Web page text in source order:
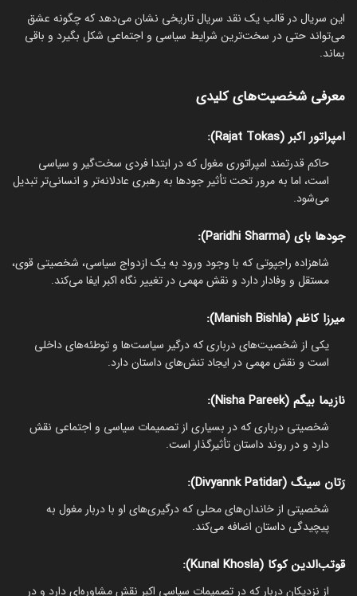
این سریال در قالب یک نقد سریال تاریخی نشان می‌دهد که چگونه عشق
می‌تواند حتی در سخت‌ترین شرایط سیاسی و اجتماعی شکل بگیرد و باقی
بماند.
معرفی شخصیت‌های کلیدی
امپراتور اکبر (Rajat Tokas):
حاکم قدرتمند امپراتوری مغول که در ابتدا فردی سخت‌گیر و سیاسی
است، اما به مرور تحت تأثیر جودها به رهبری عادلانه‌تر و انسانی‌تر تبدیل
می‌شود.
جودها بای (Paridhi Sharma):
شاهزاده راجپوتی که با وجود ورود به یک ازدواج سیاسی، شخصیتی قوی،
مستقل و وفادار دارد و نقش مهمی در تغییر نگاه اکبر ایفا می‌کند.
میرزا کاظم (Manish Bishla):
یکی از شخصیت‌های درباری که درگیر سیاست‌ها و توطئه‌های داخلی
است و نقش مهمی در ایجاد تنش‌های داستان دارد.
نازیما بیگم (Nisha Pareek):
شخصیتی درباری که در بسیاری از تصمیمات سیاسی و اجتماعی نقش
دارد و در روند داستان تأثیرگذار است.
رَتان سینگ (Divyannk Patidar):
شخصیتی از خاندان‌های محلی که درگیری‌های او با دربار مغول به
پیچیدگی داستان اضافه می‌کند.
قوتب‌الدین کوکا (Kunal Khosla):
از نزدیکان دربار که در تصمیمات سیاسی اکبر نقش مشاوره‌ای دارد و در